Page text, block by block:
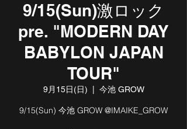
9/15(Sun)激ロック
pre. "MODERN DAY
BABYLON JAPAN
TOUR"
9月15日(日) 今池 GROW
9/15(Sun) 今池 GROW @IMAIKE_GROW